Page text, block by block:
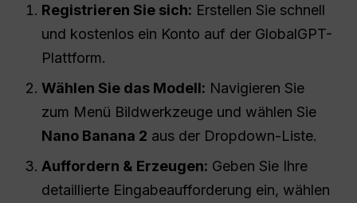
Registrieren Sie sich: Erstellen Sie schnell
und kostenlos ein Konto auf der GlobalGPT-
Plattform.
Wählen Sie das Modell: Navigieren Sie
zum Menü Bildwerkzeuge und wählen Sie
Nano Banana 2 aus der Dropdown-Liste.
Auffordern & Erzeugen: Geben Sie Ihre
detaillierte Eingabeaufforderung ein, wählen